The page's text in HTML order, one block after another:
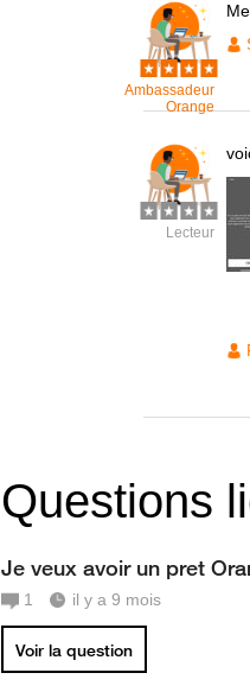
Ambassadeur
Orange
Lecteur
Questions
Je veux avoir un pret
1 il y a 9 mois
Voir la question